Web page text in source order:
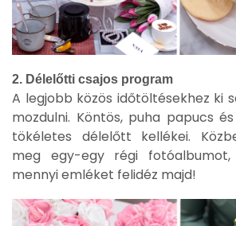
2. Délelőtti csajos program
A legjobb közös időtöltésekhez ki
mozdulni. Köntös, puha papucs
tökéletes délelőtt kellékei.
meg egy-egy régi
mennyi emléket felidéz majd!